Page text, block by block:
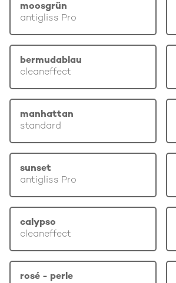
moosgrün
antigliss Pro
bermudablau
cleaneffect
manhattan
standard
sunset
antigliss Pro
calypso
cleaneffect
rosé - perle